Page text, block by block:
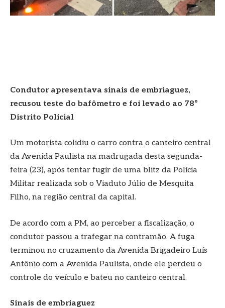
Condutor apresentava sinais de embriaguez,
recusou teste do bafômetro e foi levado ao 78º
Distrito Policial
Um motorista colidiu o carro contra o canteiro central
da Avenida Paulista na madrugada desta segunda-
feira (23), após tentar fugir de uma blitz da Polícia
Militar realizada sob o Viaduto Júlio de Mesquita
Filho, na região central da capital.
De acordo com a PM, ao perceber a fiscalização, o
condutor passou a trafegar na contramão. A fuga
terminou no cruzamento da Avenida Brigadeiro Luís
Antônio com a Avenida Paulista, onde ele perdeu o
controle do veículo e bateu no canteiro central.
Sinais de embriaguez